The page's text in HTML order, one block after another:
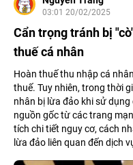
03:01 20/02/2025
Cẩn trọng tránh bị
thuế cá nhân
Hoàn thuế thu nhập cá
thuế. Tuy nhiên, trong thời
nhân bị lừa đảo khi sử
nguồn gốc từ các trang
tích chi tiết nguy cơ, cách
lừa đảo liên quan đến dịch